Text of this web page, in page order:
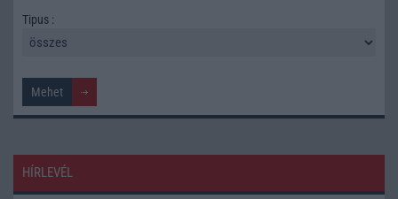
Tipus :
HÍRLEVÉL